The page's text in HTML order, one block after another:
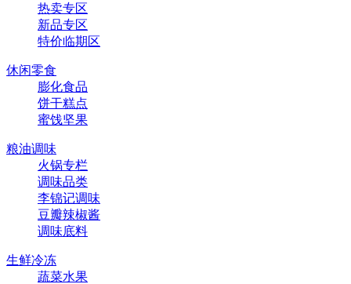
热卖专区
新品专区
特价临期区
休闲零食
膨化食品
饼干糕点
蜜饯坚果
粮油调味
火锅专栏
调味品类
李锦记调味
豆瓣辣椒酱
调味底料
生鲜冷冻
蔬菜水果